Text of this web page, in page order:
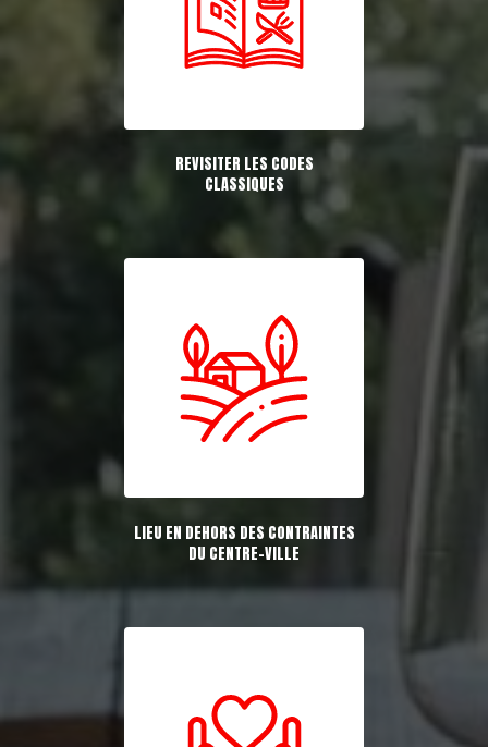
REVISITER LES CODES
CLASSIQUES
LIEU EN DEHORS DES CONTRAINTES
DU CENTRE-VILLE